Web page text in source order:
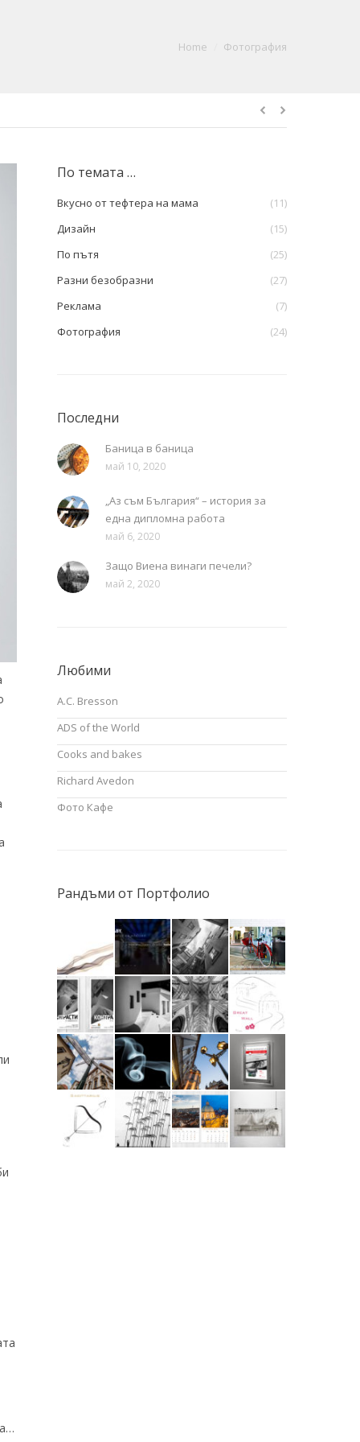
You are here:Home Фотография
По темата …
Вкусно от тефтера на мама
(11)
Дизайн
(15)
По пътя
(25)
Разни безобразни
(27)
Реклама
(7)
Фотография
(24)
Последни
Баница в баница
май 10, 2020
„Аз съм България“ – история за
една дипломна работа
май 6, 2020
Защо Виена винаги печели?
май 2, 2020
Любими
A.C. Bresson
ADS of the World
Cooks and bakes
Richard Avedon
Фото Кафе
Рандъми от Портфолио